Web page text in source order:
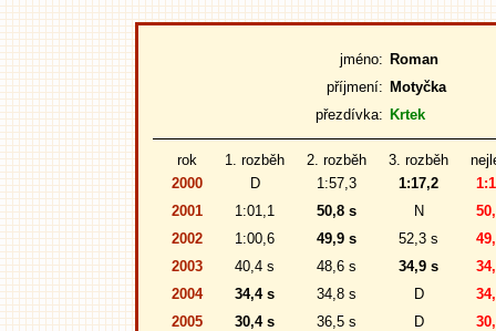
jméno: Roman
příjmení: Motyčka
přezdívka: Krtek
rok 1. rozběh 2. rozběh 3. rozběh
2000
D 1:57,3 1:17,2
2001
1:01,1 50,8 s N
2002
1:00,6 49,9 s 52,3 s
2003
40,4 s 48,6 s 34,9 s
2004
34,4 s 34,8 s D
2005
30,4 s 36,5 s D